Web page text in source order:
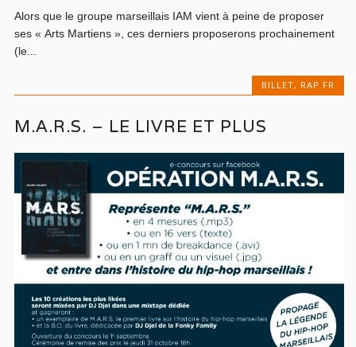
Alors que le groupe marseillais IAM vient à peine de proposer
ses « Arts Martiens », ces derniers proposerons prochainement
(le...
BILLET, RAP FR
M.A.R.S. – LE LIVRE ET PLUS